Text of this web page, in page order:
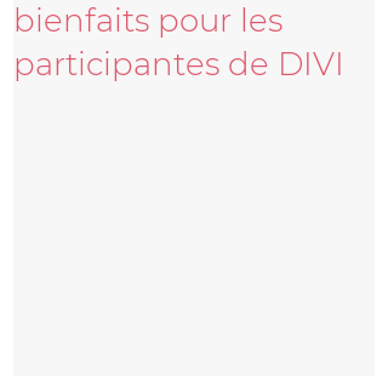
bienfaits pour les
participantes de DIVI